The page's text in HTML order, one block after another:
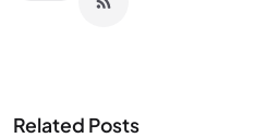
Related Posts